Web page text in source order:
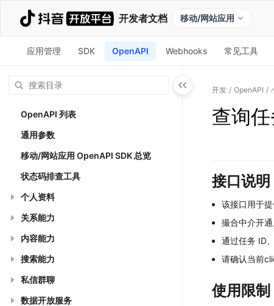
开发者文档 移动/网站应用
应用管理 SDK OpenAPI Webhooks 常见工具
OpenAPI 列表
通用参数
移动/网站应用 OpenAPI SDK 总览
状态码排查工具
个人资料
关系能力
内容能力
搜索能力
私信群聊
数据开放服务
开发 / OpenAPI /
查询
接口说明
该接口用于
撮合中介开
通过任务 ID
请确认当前
使用限制